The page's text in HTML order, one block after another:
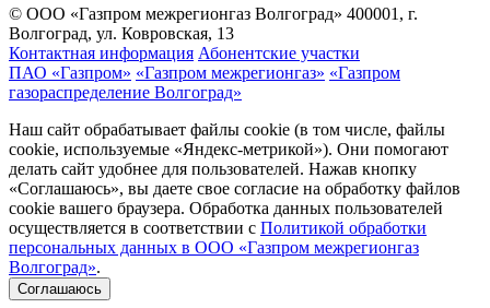
© ООО «Газпром межрегионгаз Волгоград» 400001, г.
Волгоград, ул. Ковровская, 13
Контактная информация Абонентские участки
ПАО «Газпром» «Газпром межрегионгаз» «Газпром
газораспределение Волгоград»
Наш сайт обрабатывает файлы cookie (в том числе, файлы
cookie, используемые «Яндекс-метрикой»). Они помогают
делать сайт удобнее для пользователей. Нажав кнопку
«Соглашаюсь», вы даете свое согласие на обработку файлов
cookie вашего браузера. Обработка данных пользователей
осуществляется в соответствии с Политикой обработки
персональных данных в ООО «Газпром межрегионгаз
Волгоград».
Соглашаюсь